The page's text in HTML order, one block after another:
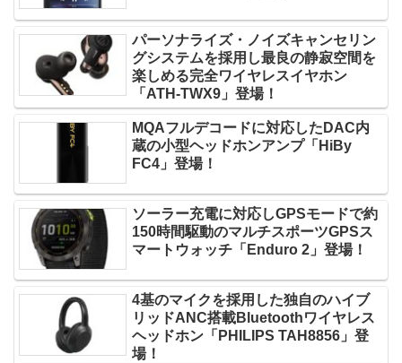
パーソナライズ・ノイズキャンセリン
グシステムを採用し最良の静寂空間を
楽しめる完全ワイヤレスイヤホン
「ATH-TWX9」登場！
MQAフルデコードに対応したDAC内
蔵の小型ヘッドホンアンプ「HiBy
FC4」登場！
ソーラー充電に対応しGPSモードで約
150時間駆動のマルチスポーツGPSス
マートウォッチ「Enduro 2」登場！
4基のマイクを採用した独自のハイブ
リッドANC搭載Bluetoothワイヤレス
ヘッドホン「PHILIPS TAH8856」登
場！